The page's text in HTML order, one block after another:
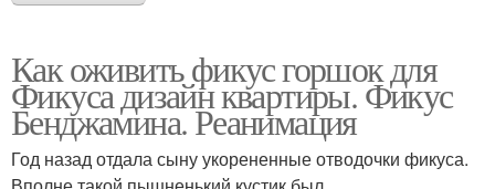
Как оживить фикус горшок для
Фикуса дизайн квартиры. Фикус
Бенджамина. Реанимация
Год назад отдала сыну укорененные отводочки фикуса.